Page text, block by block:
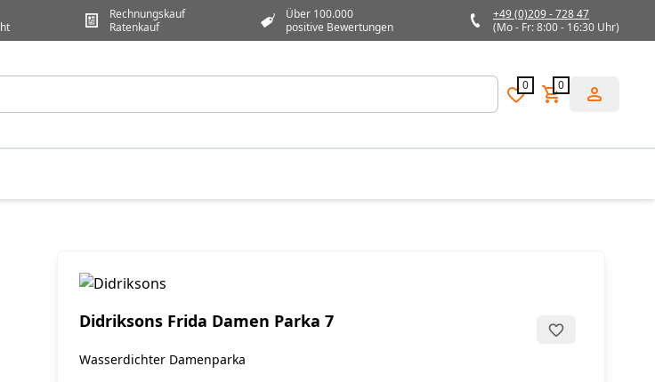
Rechnungskauf
Ratenkauf
Über 100.000
positive Bewertungen
+49 (0)209 - 728 47
(Mo - Fr: 8:00 - 16:30 Uhr)
0 0
Didriksons Frida Damen Parka 7
Wasserdichter Damenparka